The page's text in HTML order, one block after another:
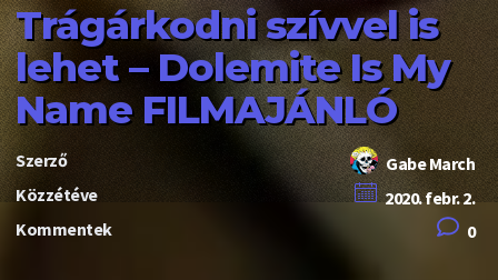
Trágárkodni szívvel is
lehet – Dolemite Is My
Name FILMAJÁNLÓ
Szerző
Gabe March
Közzétéve
2020. febr. 2.
Kommentek
0